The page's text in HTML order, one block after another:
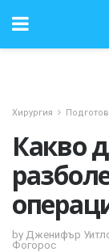
Хирургия
Какво
by Дженифър
Фогорос